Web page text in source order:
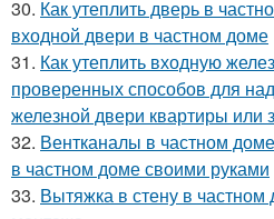
30. Как утеплить дверь в
входной двери в частном доме
31. Как утеплить входную
проверенных способов для
железной двери квартиры или
32. Вентканалы в частном
в частном доме своими руками
33. Вытяжка в стену в